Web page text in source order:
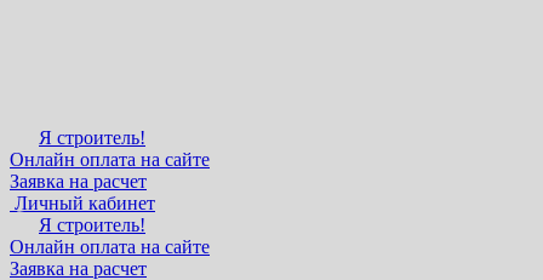
Я строитель!
Онлайн оплата на сайте
Заявка на расчет
Личный кабинет
Я строитель!
Онлайн оплата на сайте
Заявка на расчет